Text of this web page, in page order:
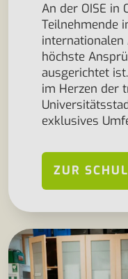
An der OISE in
Teilnehmende
internationalen
höchste
ausgerichtet
im Herzen der
exklusives
ZUR